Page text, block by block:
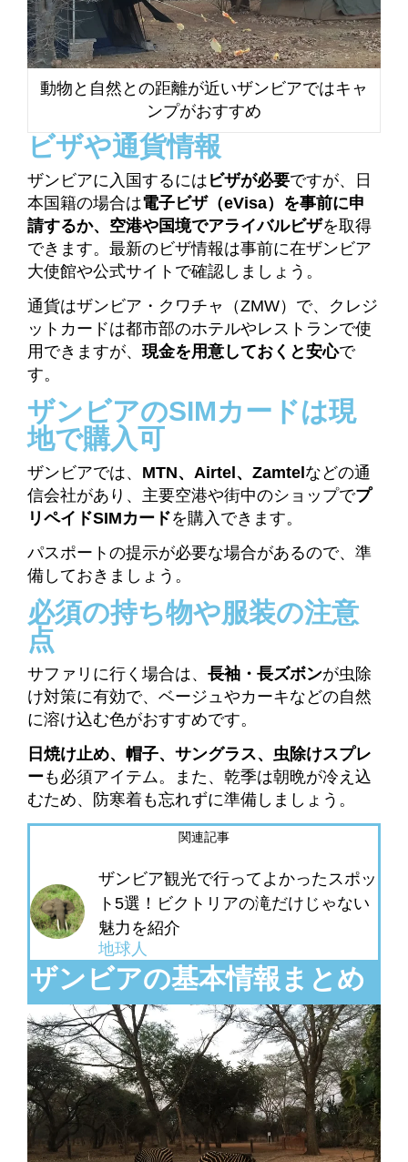
動物と自然との距離が近いザンビアではキャ
ンプがおすすめ
ビザや通貨情報
ザンビアに入国するには ビザが必要ですが、日
本国籍の場合は電子ビザ（eVisa）を事前に申
請するか、空港や国境でアライバルビザを取得
できます。最新のビザ情報は事前に在ザンビア
大使館や公式サイトで確認しましょう。
通貨はザンビア・クワチャ（ZMW）で、クレジ
ットカードは都市部のホテルやレストランで使
用できますが、 現金を用意しておくと安心で
す。
ザンビアのSIMカードは現
地で購入可
ザンビアでは、 MTN、Airtel、Zamtel などの通
信会社があり、主要空港や街中のショップでプ
リペイドSIMカードを購入できます。
パスポートの提示が必要な場合があるので、準
備しておきましょう。
必須の持ち物や服装の注意
点
サファリに行く場合は、 長袖・長ズボンが虫除
け対策に有効で、ベージュやカーキなどの自然
に溶け込む色がおすすめです。
日焼け止め、帽子、サングラス、虫除けスプレ
ーも必須アイテム。また、乾季は朝晩が冷え込
むため、防寒着も忘れずに準備しましょう。
関連記事
ザンビア観光で行ってよかったスポッ
ト5選！ビクトリアの滝だけじゃない
魅力を紹介
地球人
ザンビアの基本情報まとめ